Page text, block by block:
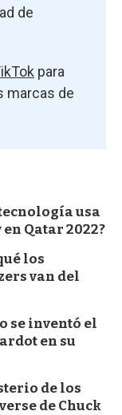
de
para
marcas de
usa
Qatar 2022?
los
van del
se inventó el
en su
de los
de Chuck